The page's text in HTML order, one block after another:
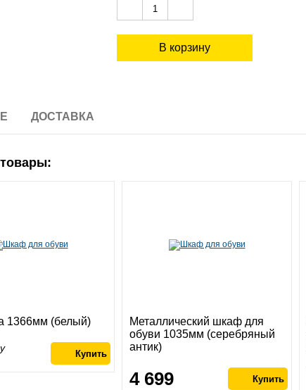
ДОСТАВКА
1366мм (белый)
Металлический шкаф для
обуви 1035мм (серебряный
антик)
4 699